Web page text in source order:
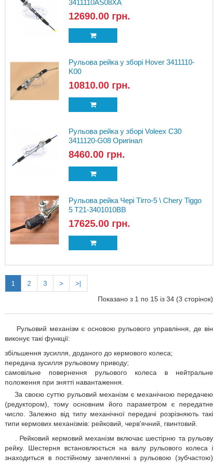
3411110AS08XA
12690.00 грн.
Рульова рейка у зборі Hover 3411110-
K00
10810.00 грн.
Рульова рейка у зборі Voleex C30
3411120-G08 Оригінал
8460.00 грн.
Рульова рейка Чері Тігго-5 \ Chery Tiggo
5 T21-3401010BB
17625.00 грн.
1 2 3 >
>|
Показано з 1 по 15 із 34 (3 сторінок)
Рульовий механізм є основою рульового управління, де він
виконує такі функції:
збільшення зусилля, доданого до кермового колеса;
передача зусилля рульовому приводу;
самовільне повернення рульового колеса в нейтральне
положення при знятті навантаження.
За своєю суттю рульовий механізм є механічною передачею
(редуктором), тому основним його параметром є передатне
число. Залежно від типу механічної передачі розрізняють такі
типи кермових механізмів: рейковий, черв'ячний, гвинтовий.
. Рейковий кермовий механізм включає шестірню та рульову
рейку. Шестерня встановлюється на валу рульового колеса і
знаходиться в постійному зачепленні з рульовою (зубчастою)